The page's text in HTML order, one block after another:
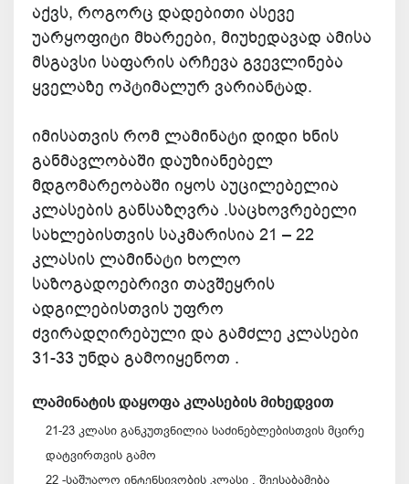
აქვს, როგორც დადებითი ასევე
უარყოფიტი მხარეები, მიუხედავად ამისა
მსგავსი საფარის არჩევა გვევლინება
ყველაზე ოპტიმალურ ვარიანტად.
იმისათვის რომ ლამინატი დიდი ხნის
განმავლობაში დაუზიანებელ
მდგომარეობაში იყოს აუცილებელია
კლასების განსაზღვრა .საცხოვრებელი
სახლებისთვის საკმარისია 21 – 22
კლასის ლამინატი ხოლო
საზოგადოებრივი თავშეყრის
ადგილებისთვის უფრო
ძვირადღირებული და გამძლე კლასები
31-33 უნდა გამოიყენოთ .
ლამინატის დაყოფა კლასების მიხედვით
21-23 კლასი განკუთვნილია საძინებლებისთვის მცირე
დატვირთვის გამო
22 -საშუალო ინტენსივობის კლასი , შეესაბამება